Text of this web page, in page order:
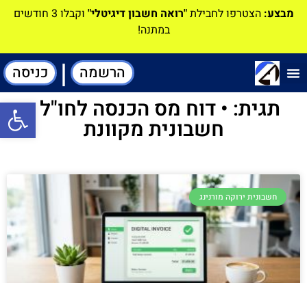
מבצע: הצטרפו לחבילת"רואה חשבון דיגיטלי"
וקבלו 3 חודשים
במתנה!
הרשמה | כניסה
תגית: • דוח מס הכנסה לחו"ל •
חשבונית מקוונת
חשבונית ירוקה מורנינג
פתח